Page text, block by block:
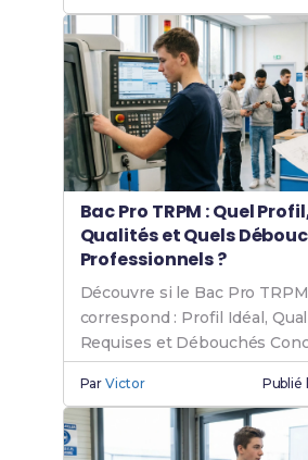
Bac Pro TRPM : Quel
Qualités et Quels
Professionnels ?
Découvre si le Bac Pro
correspond : Profil Idéal,
Requises et Débouchés
Industrie Mécanique.
ParVictor Publié